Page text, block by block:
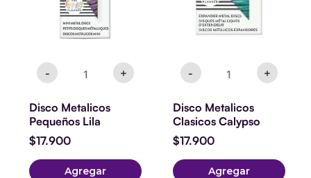
- +
Disco Metalicos
Pequeños Lila
$17.900
Agregar
- +
Disco Metalicos
Clasicos Calypso
$17.900
Agregar